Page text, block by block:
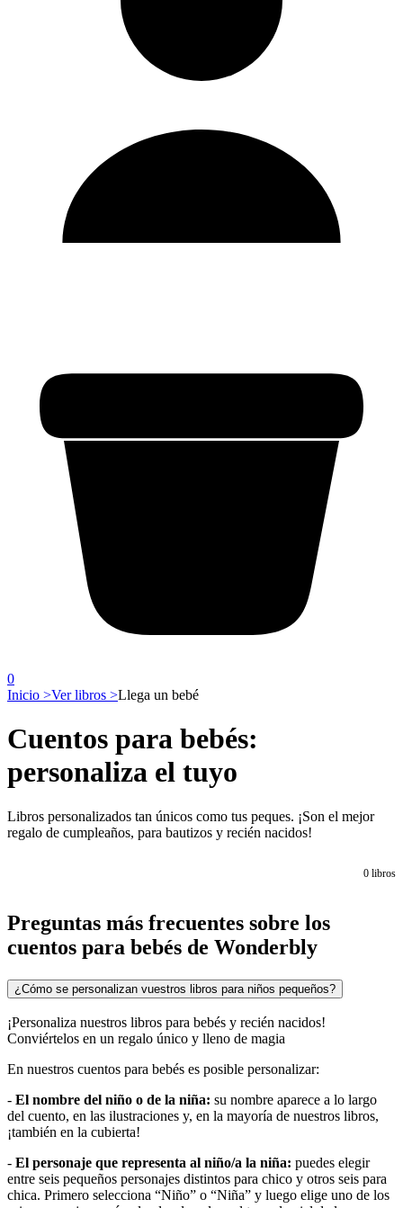
0
Inicio >Ver libros >Llega un bebé
Cuentos para bebés:
personaliza el tuyo
Libros personalizados tan únicos como tus peques. ¡Son el mejor
regalo de cumpleaños, para bautizos y recién nacidos!
0 libros
Preguntas más frecuentes sobre los
cuentos para bebés de Wonderbly
¿Cómo se personalizan vuestros libros para niños pequeños?
¡Personaliza nuestros libros para bebés y recién nacidos!
Conviértelos en un regalo único y lleno de magia
En nuestros cuentos para bebés es posible personalizar:
- El nombre del niño o de la niña: su nombre aparece a lo largo
del cuento, en las ilustraciones y, en la mayoría de nuestros libros,
¡también en la cubierta!
- El personaje que representa al niño/a la niña: puedes elegir
entre seis pequeños personajes distintos para chico y otros seis para
chica. Primero selecciona “Niño” o “Niña” y luego elige uno de los